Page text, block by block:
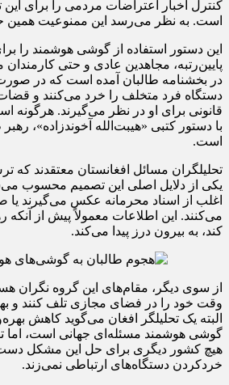
کنترل اخبار اعتراضات مردمی را برای
است. به نظر می‌رسد این ممنوعیت همین
این دستور استفاده از گوشی هوشمند را
پایین‌رتبه، مجاهدین عادی و حتی
در بخشنامه طالبان آمده است که در
دستگاه فرد متخلف را خرد می‌کنند و
قانونی برای او در نظر می‌گیرند. هرگونه
با دستور کتبی «هیبت‌الله آخوندزاده»، رهبر
است.
تحلیلگران مسائل افغانستان معتقدند که
یکی از دلایل اصلی این تصمیم محسوب
اغلب از اسناد محرمانه عکس می‌گیرند
می‌کنند. این اطلاعات معمولاً پیش از آنکه
کند، به بیرون درز پیدا می‌کند.
از سوی دیگر، مقام‌های این گروه نگران
وقت خود را در فضای مجازی تلف کنند و
البته یک تحلیلگر افغان می‌گوید کاهش
گوشی هوشمند مسئله‌ای جهانی است، اما
هیچ کشور دیگری برای حل این مشکل دست
خردکردن دستگاه‌های ارتباطی نمی‌زند.